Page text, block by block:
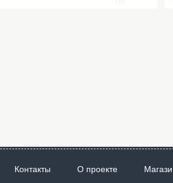
Контакты О проекте